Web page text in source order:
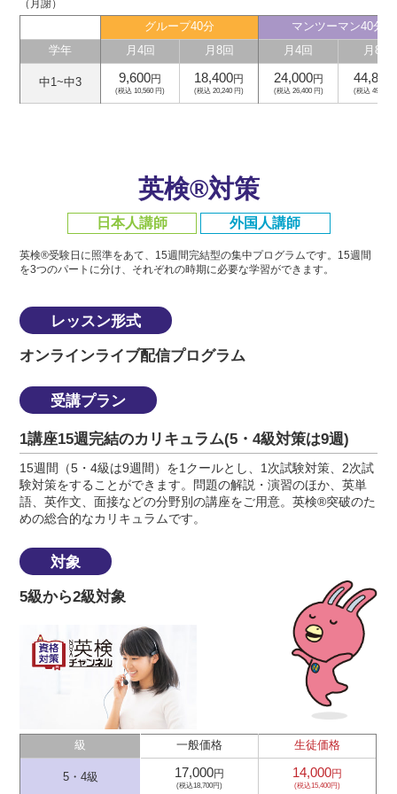
（月謝）
グループ40分
マンツーマン40分
学年
月4回 月8回 月4回 月8回
中1~中3 9,600円
(税込 10,560 円)
18,400円
(税込 20,240 円)
24,000円
(税込 26,400 円)
44,800
(税込 49,280
英検®対策
日本人講師 外国人講師
英検®受験日に照準をあて、15週間完結型の集中プログラムです。 15週間
を3つのパートに分け、それぞれの時期に必要な学習ができます。
レッスン形式
オンラインライブ配信プログラム
受講プラン
1講座15週完結のカリキュラム(5・4級対策は9週)
15週間（5・4級は9週間）を1クールとし、1次試験対策、2次試
験対策をすることができます。問題の解説・演習のほか、英単
語、英作文、面接などの分野別の講座をご用意。英検®突破のた
めの総合的なカリキュラムです。
対象
5級から2級対象
級 一般価格 生徒価格
5・4級 17,000円
(税込18,700円)
14,000円
(税込15,400円)